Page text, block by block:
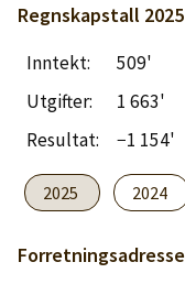
Regnskapstall 2025
Inntekt: 509'
Utgifter:
1 663'
Resultat:
−1 154'
2025 2024
Forretningsadresse